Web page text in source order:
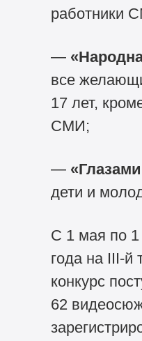
работники
—
все
17 лет,
СМИ;
—
дети и
С 1 мая по 1
года на III-й
конкурс
62